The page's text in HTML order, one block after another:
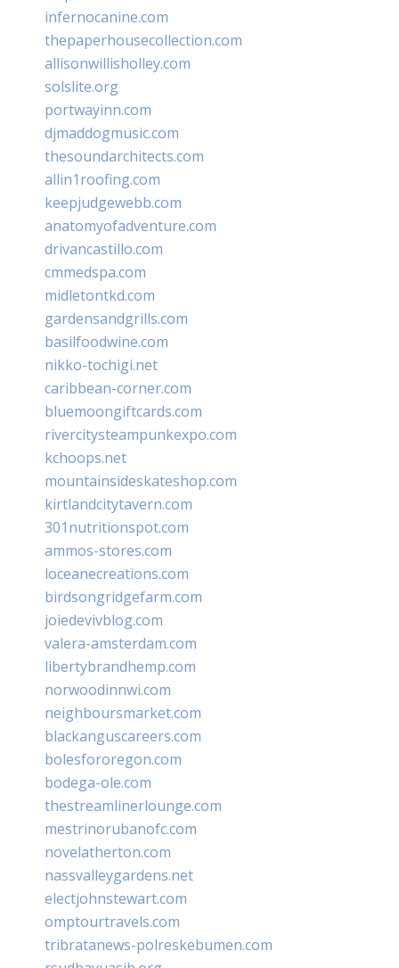
infernocanine.com
thepaperhousecollection.com
allisonwillisholley.com
solslite.org
portwayinn.com
djmaddogmusic.com
thesoundarchitects.com
allin1roofing.com
keepjudgewebb.com
anatomyofadventure.com
drivancastillo.com
cmmedspa.com
midletontkd.com
gardensandgrills.com
basilfoodwine.com
nikko-tochigi.net
caribbean-corner.com
bluemoongiftcards.com
rivercitysteampunkexpo.com
kchoops.net
mountainsideskateshop.com
kirtlandcitytavern.com
301nutritionspot.com
ammos-stores.com
loceanecreations.com
birdsongridgefarm.com
joiedevivblog.com
valera-amsterdam.com
libertybrandhemp.com
norwoodinnwi.com
neighboursmarket.com
blackanguscareers.com
bolesfororegon.com
bodega-ole.com
thestreamlinerlounge.com
mestrinorubanofc.com
novelatherton.com
nassvalleygardens.net
electjohnstewart.com
omptourtravels.com
tribratanews-polreskebumen.com